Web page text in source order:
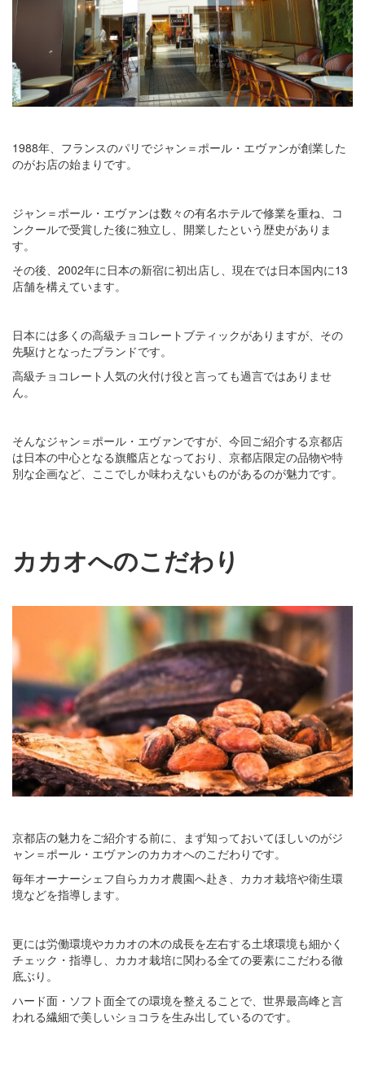
1988年、フランスのパリでジャン＝ポール・エヴァンが創業した
のがお店の始まりです。
ジャン＝ポール・エヴァンは数々の有名ホテルで修業を重ね、コ
ンクールで受賞した後に独立し、開業したという歴史がありま
す。
その後、2002年に日本の新宿に初出店し、現在では日本国内に13
店舗を構えています。
日本には多くの高級チョコレートブティックがありますが、その
先駆けとなったブランドです。
高級チョコレート人気の火付け役と言っても過言ではありませ
ん。
そんなジャン＝ポール・エヴァンですが、今回ご紹介する京都店
は日本の中心となる旗艦店となっており、京都店限定の品物や特
別な企画など、ここでしか味わえないものがあるのが魅力です。
カカオへのこだわり
京都店の魅力をご紹介する前に、まず知っておいてほしいのがジ
ャン＝ポール・エヴァンのカカオへのこだわりです。
毎年オーナーシェフ自らカカオ農園へ赴き、カカオ栽培や衛生環
境などを指導します。
更には労働環境やカカオの木の成長を左右する土壌環境も細かく
チェック・指導し、カカオ栽培に関わる全ての要素にこだわる徹
底ぶり。
ハード面・ソフト面全ての環境を整えることで、世界最高峰と言
われる繊細で美しいショコラを生み出しているのです。